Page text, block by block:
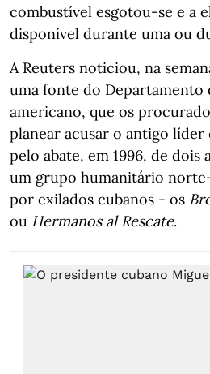
combustível esgotou-se e a
disponível durante uma ou
A Reuters noticiou, na
uma fonte do Departamento
americano, que os
planear acusar o antigo líder
pelo abate, em 1996, de dois
um grupo humanitário
por exilados cubanos - os
ou Hermanos al Rescate.